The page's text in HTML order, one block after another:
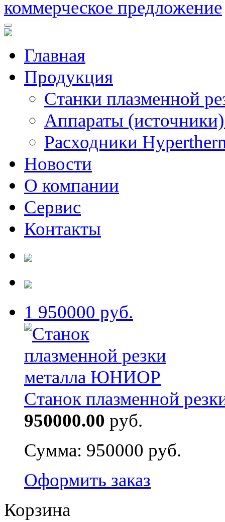
коммерческое предложение
Главная
Продукция
Станки плазменной
Аппараты
Расходники
Новости
О компании
Сервис
Контакты
1 950000 руб.
Станок плазменной
950000.00 руб.
Сумма: 950000 руб.
Оформить заказ
Корзина